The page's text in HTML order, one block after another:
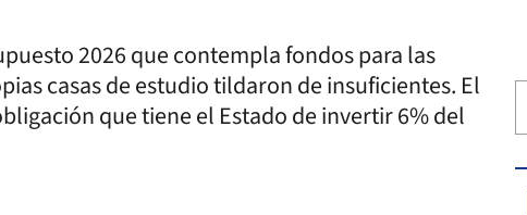
2026 que contempla fondos para las
casas de estudio tildaron de insuficientes. El
que tiene el Estado de invertir 6% del